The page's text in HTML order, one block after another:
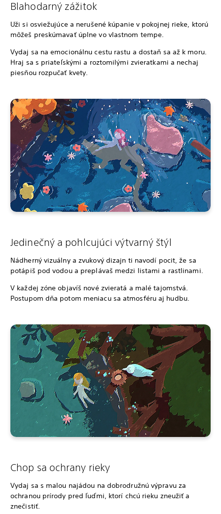
Blahodarný zážitok
Uži si osviežujúce a nerušené kúpanie v pokojnej rieke, ktorú
môžeš preskúmavať úplne vo vlastnom tempe.
Vydaj sa na emocionálnu cestu rastu a dostaň sa až k moru.
Hraj sa s priateľskými a roztomilými zvieratkami a nechaj
piesňou rozpučať kvety.
Jedinečný a pohlcujúci výtvarný štýl
Nádherný vizuálny a zvukový dizajn ti navodí pocit, že sa
potápiš pod vodou a preplávaš medzi listami a rastlinami.
V každej zóne objavíš nové zvieratá a malé tajomstvá.
Postupom dňa potom meniacu sa atmosféru aj hudbu.
Chop sa ochrany rieky
Vydaj sa s malou najádou na dobrodružnú výpravu za
ochranou prírody pred ľuďmi, ktorí chcú rieku zneužiť a
znečistiť.